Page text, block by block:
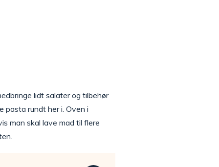
lidt salater og tilbehør
pasta rundt her i. Oven i
man skal lave mad til flere